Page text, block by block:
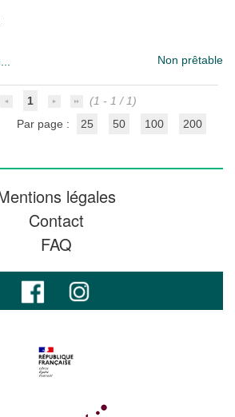
Non prêtable
1
(1 - 1 / 1)
Par page :
25 50 100 200
légales
Contact
FAQ